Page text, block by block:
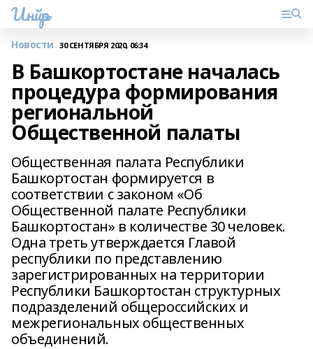
Инйәр
Новости 30 СЕНТЯБРЯ 2020, 06:34
В Башкортостане началась
процедура формирования
региональной
Общественной палаты
Общественная палата Республики
Башкортостан формируется в
соответствии с законом «Об
Общественной палате Республики
Башкортостан» в количестве 30 человек.
Одна треть утверждается Главой
республики по представлению
зарегистрированных на территории
Республики Башкортостан структурных
подразделений общероссийских и
межрегиональных общественных
объединений.